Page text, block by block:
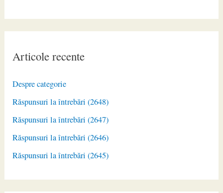
Articole recente
Despre categorie
Răspunsuri la întrebări (2648)
Răspunsuri la întrebări (2647)
Răspunsuri la întrebări (2646)
Răspunsuri la întrebări (2645)